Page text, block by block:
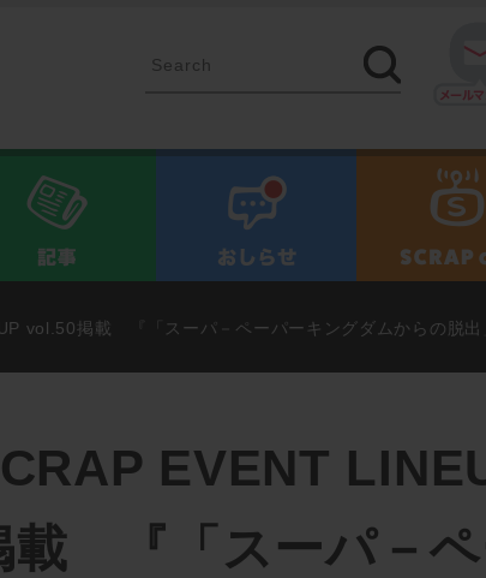
vol.50掲載 『「スーパ－ペーパーキングダムからの脱出
EVENT
載 『「スーパ－ペ